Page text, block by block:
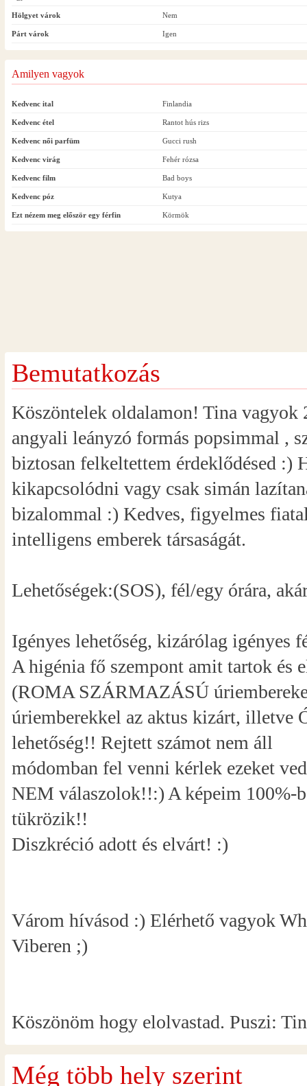
Hölgyet várok Nem
Párt várok Igen
Amilyen vagyok
Kedvenc ital Finlandia
Kedvenc étel Rantot hús rizs
Kedvenc női parfüm Gucci rush
Kedvenc virág Fehér rózsa
Kedvenc film Bad boys
Kedvenc póz Kutya
Ezt nézem meg először egy férfin Körmök
Bemutatkozás
Köszöntelek oldalamon! Tina vagyok
angyali leányzó formás popsimmal ,
biztosan felkeltettem érdeklődésed :)
kikapcsolódni vagy csak simán
bizalommal :) Kedves, figyelmes
intelligens emberek társaságát.
Lehetőségek:(SOS), fél/egy órára,
Igényes lehetőség, kizárólag igényes
A higénia fő szempont amit tartok és
(ROMA SZÁRMAZÁSÚ
úriemberekkel az aktus kizárt,
lehetőség!! Rejtett számot nem áll
módomban fel venni kérlek ezeket
NEM válaszolok!!:) A képeim 100%-
tükrözik!!
Diszkréció adott és elvárt! :)
Várom hívásod :) Elérhető vagyok
Viberen ;)
Köszönöm hogy elolvastad. Puszi:
Még több hely szerint